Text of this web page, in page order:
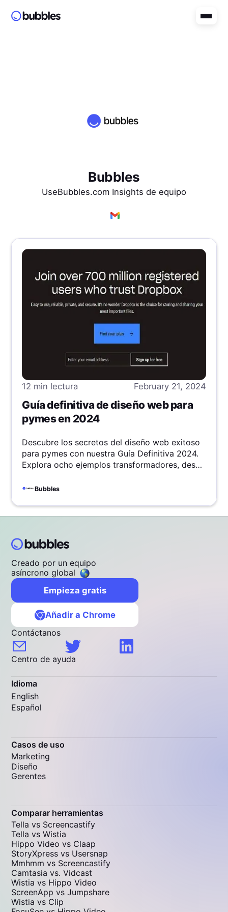
Bubbles
UseBubbles.com Insights de equipo
12 min lectura February 21, 2024
Guía definitiva de diseño web para
pymes en 2024
Descubre los secretos del diseño web exitoso
para pymes con nuestra Guía Definitiva 2024.
Explora ocho ejemplos transformadores, desde
Slack en engagement, que inspirarán tu
online. Transforma tu pyme con diseños web
Bubbles
Creado por un equipo
asíncrono global
Empieza gratis
Añadir a Chrome
Contáctanos
Centro de ayuda
Idioma
English
Español
Casos de uso
Marketing
Diseño
Gerentes
Comparar herramientas
Tella vs Screencastify
Tella vs Wistia
Hippo Video vs Claap
StoryXpress vs Usersnap
Mmhmm vs Screencastify
Camtasia vs. Vidcast
Wistia vs Hippo Video
ScreenApp vs Jumpshare
Wistia vs Clip